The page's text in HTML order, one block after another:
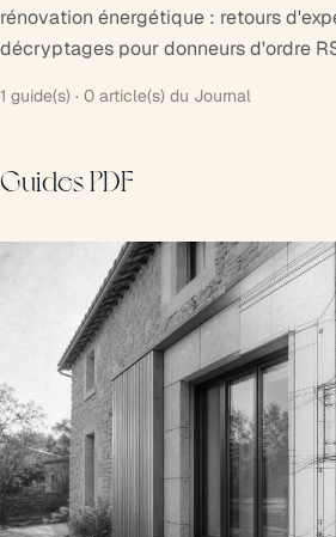
rénovation énergétique : retours
décryptages pour donneurs d'ordre
1 guide(s) · 0 article(s) du Journal
Guides PDF